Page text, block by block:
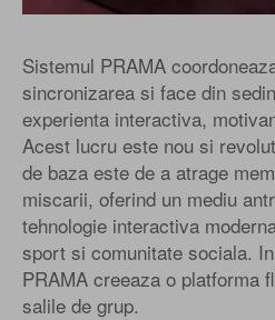
Sistemul PRAMA
sincronizarea si face din
experienta interactiva,
Acest lucru este nou si
de baza este de a atrage
miscarii, oferind un mediu
tehnologie interactiva
sport si comunitate sociala.
PRAMA creeaza o platforma
salile de grup.